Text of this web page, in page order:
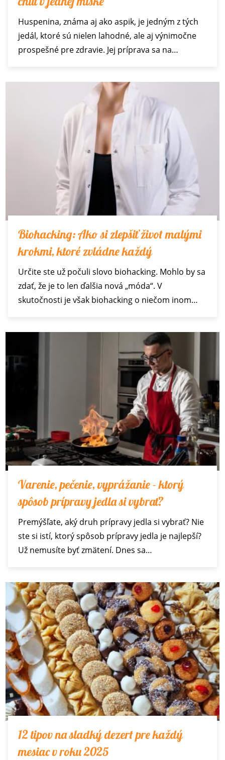
Huspenina, známa aj ako aspik, je jedným z tých
jedál, ktoré sú nielen lahodné, ale aj výnimočne
prospešné pre zdravie. Jej príprava sa na…
Biohacking: Ako si zlepšiť život malými
krokmi, ktoré zvládne každý
Určite ste už počuli slovo biohacking. Mohlo by sa
zdať, že je to len ďalšia nová „móda“. V
skutočnosti je však biohacking o niečom inom…
Varenie, pečenie, vyprážanie - ktorý
spôsob prípravy jedla si vybrať?
Premýšľate, aký druh prípravy jedla si vybrať? Nie
ste si istí, ktorý spôsob prípravy jedla je najlepší?
Už nemusíte byť zmätení. Dnes sa…
12 tipov na sladký dezert pre každý
mesiac v roku 2025